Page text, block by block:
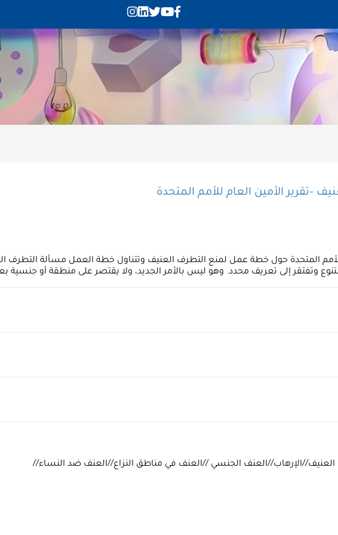
-تقرير الأمين العام للأمم المتحدة
للأمم المتحدة حول خطة عمل لمنع التطرف العنيف وتتناول خطة العمل مسألة التطرف
وتفتقر إلى تعريف محدد. وهو ليس بالأمر الجديد، ولا يقتصر على منطقة أو جنسية
الإرهاب//العنف الجنسي //العنف في مناطق النزاع//العنف ضد النساء//​​​​​